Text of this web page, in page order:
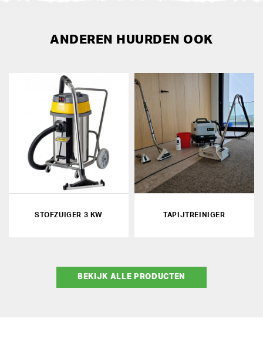
ANDEREN HUURDEN OOK
STOFZUIGER 3 KW TAPIJTREINIGER
BEKIJK ALLE PRODUCTEN